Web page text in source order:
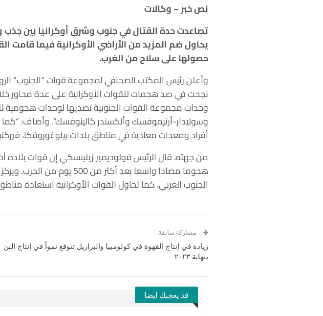
نص خبر – وكالات
تصاعدت حدة القتال في جنوب وشرق أوكرانيا بين
يحاول ضم المزيد من الأراضي الأوكرانية فيما قامت
حصولها على سلاح من الغرب.
وأعلن رئيس المكتب الصحافي لمجموعة قوات “الجنوب”
وحدات مجموعة القوات الجنوبية تصديها لوحدات هجومية
وسوليدار-أرتيموفسك وألكسندر كالينوفسك”. وأضاف:
أفراد ومعدات معادية في مناطق بلدات بيلوغوروفكا،
من جهته، قال الرئيس فولوديمير زيلينسكي إن قوات بلاده
هجوما مضادا واسعا بعد
الجنوب الغربي، كما تحاول القوات الأوكرانية استعادة
مشاركة سابقة
زيادة في إنتاج القهوة في كولومبيا والبرازيل تتوقع نمواً في إنتاج البن
بنهاية ٢٠٢٣
قد يعجبك ايضا